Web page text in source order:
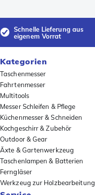
Schnelle Lieferung aus
eigenem Vorrat
Kategorien
Taschenmesser
Fahrtenmesser
Multitools
Messer Schleifen & Pflege
Küchenmesser & Schneiden
Kochgeschirr & Zubehör
Outdoor & Gear
Äxte & Gartenwerkzeug
Taschenlampen & Batterien
Ferngläser
Werkzeug zur Holzbearbeitung